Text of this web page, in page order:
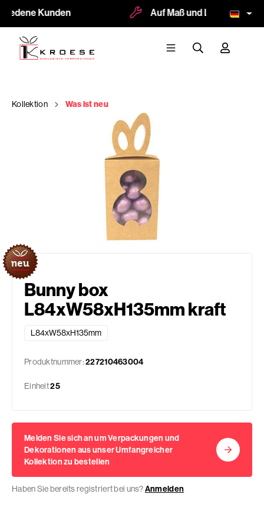
Kunden Auf Maß und Logodruck
Kollektion Was ist neu
Bunny box
L84xW58xH135mm kraft
L84xW58xH135mm
Produktnummer:227210463004
Einheit25
Melden Sie sich an um Verpackungen und
Dekorationen aus unser Umfangreicher
Kollektion zu bestellen
Haben Sie bereits registriert bei uns?Anmelden